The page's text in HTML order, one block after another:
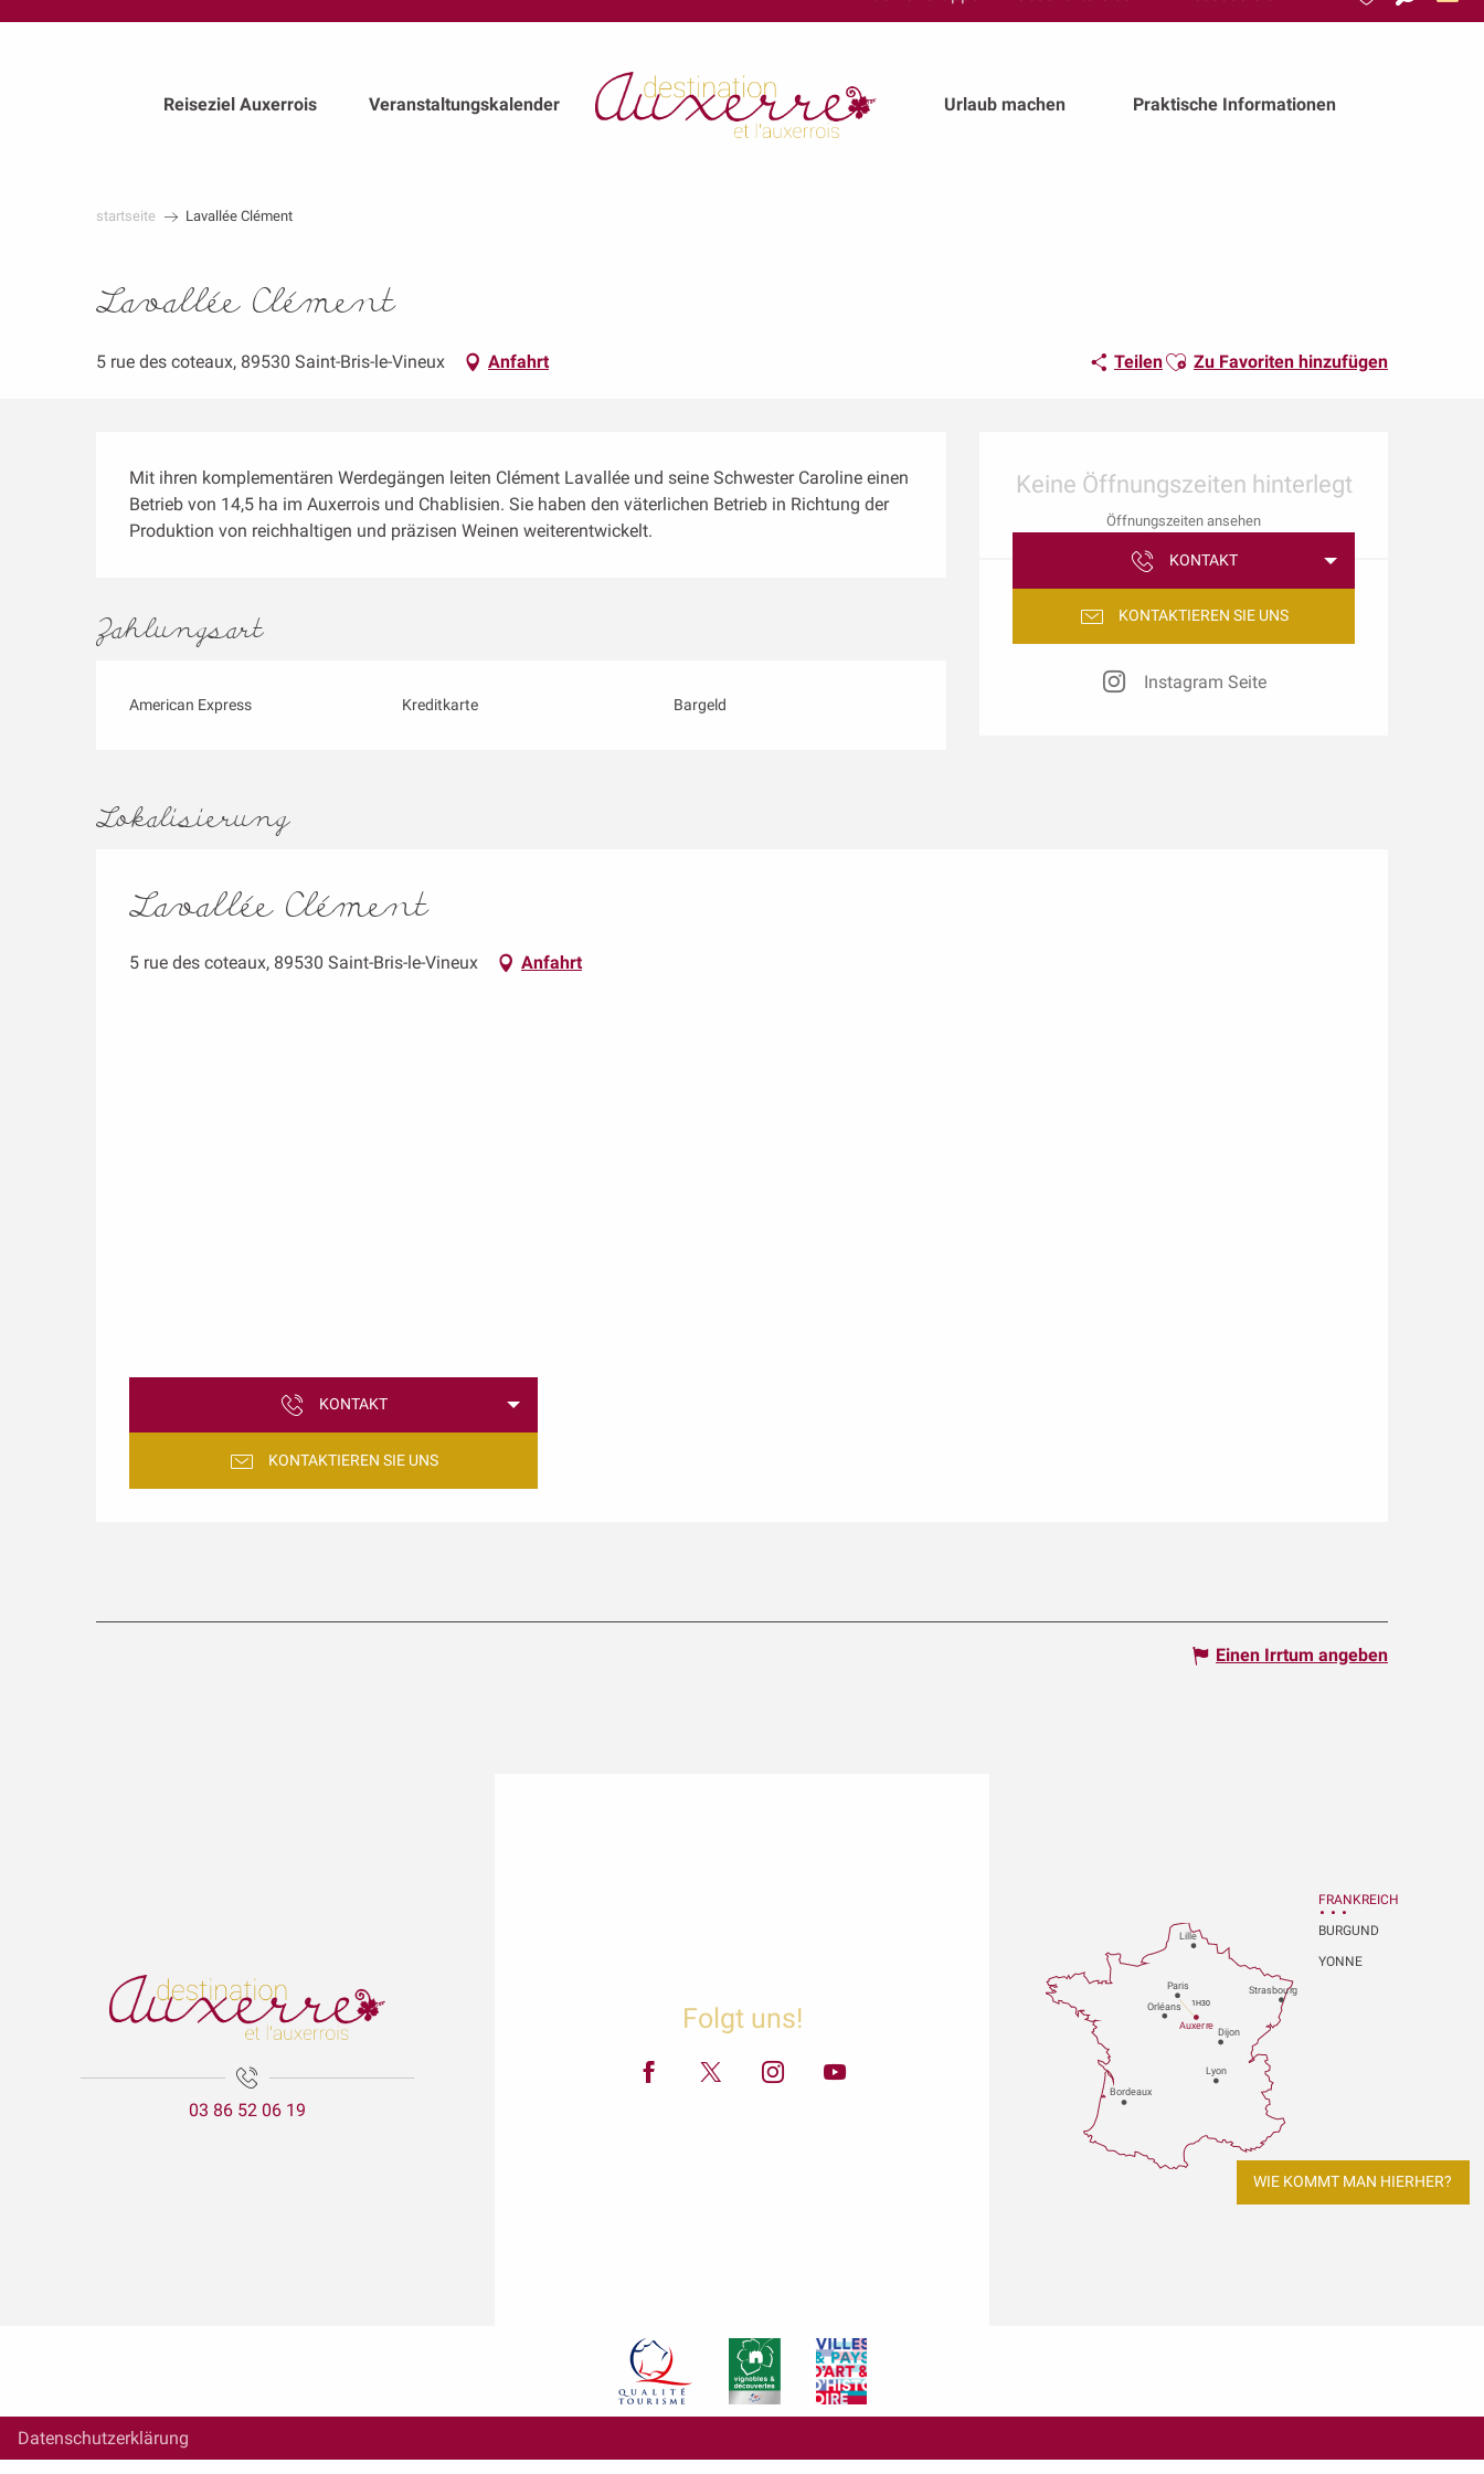
Suche
Reiseziel Auxerrois Veranstaltungskalender Urlaub machen Praktische Informationen
startseite Lavallée Clément
Lavallée Clément
5 rue des coteaux, 89530 Saint-Bris-le-Vineux Anfahrt TeilenAjouter aux favoris
Zu Favoriten hinzufügen
Öffnungszeiten &
Keine Öffnungszeiten hinterlegt
Öffnungszeiten ansehen
KONTAKT
KONTAKTIEREN SIE UNS
Instagram Seite
Beschreibung
Mit ihren komplementären Werdegängen leiten Clément Lavallée und seine Schwester Caroline einen
Betrieb von 14,5 ha im Auxerrois und Chablisien. Sie haben den väterlichen Betrieb in Richtung der
Produktion von reichhaltigen und präzisen Weinen weiterentwickelt.
Zahlungsart
American Express Kreditkarte Bargeld
Lokalisierung
Lavallée Clément
5 rue des coteaux, 89530 Saint-Bris-le-Vineux Anfahrt
KONTAKT
KONTAKTIEREN SIE UNS
Einen Irrtum angeben
03 86 52 06 19
Folgt uns!
Paris
Dijon
Orléans
Bordeaux
Lyon
Auxerre
Strasbourg
Lille
1H30
FRANKREICH
BURGUND
YONNE
WIE KOMMT MAN HIERHER?
Datenschutzerklärung